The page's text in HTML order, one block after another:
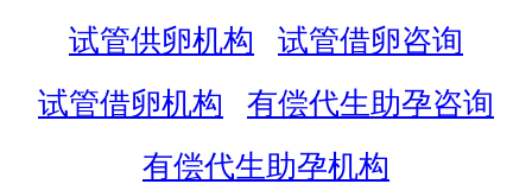
试管供卵机构
试管借卵咨询
试管借卵机构
有偿代生助孕咨询
有偿代生助孕机构